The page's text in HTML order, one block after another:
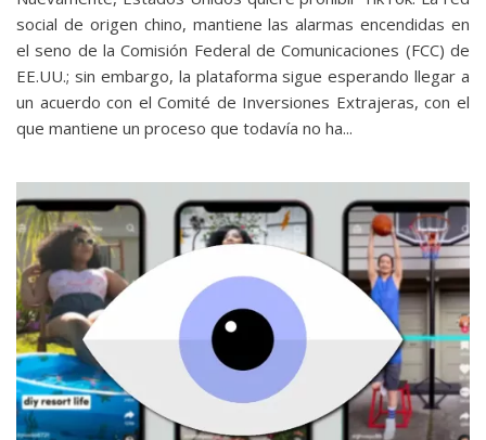
social de origen chino, mantiene las alarmas encendidas en
el seno de la Comisión Federal de Comunicaciones (FCC) de
EE.UU.; sin embargo, la plataforma sigue esperando llegar a
un acuerdo con el Comité de Inversiones Extrajeras, con el
que mantiene un proceso que todavía no ha...